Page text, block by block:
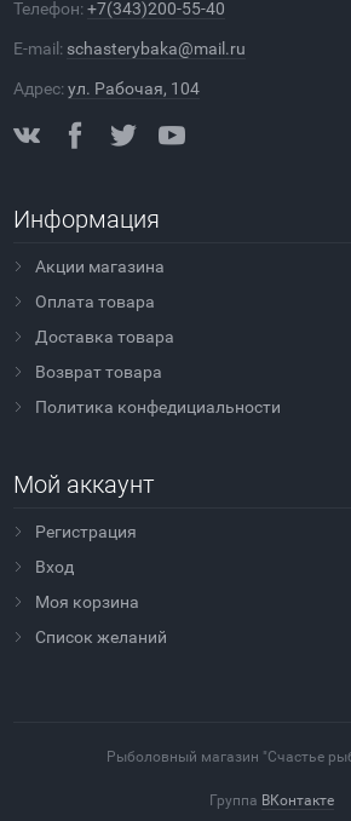
Телефон:+7(343)200-55-40
E-mail: schasterybaka@mail.ru
Адрес:ул. Рабочая, 104
Информация
Акции магазина
Оплата товара
Доставка товара
Возврат товара
Политика конфедициальности
Мой аккаунт
Регистрация
Вход
Моя корзина
Cписок желаний
Рыболовный магазин "Счастье
Группа ВКонтакте